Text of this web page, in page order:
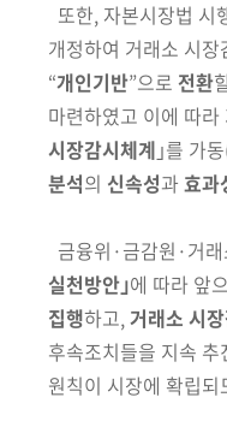
또한, 자본시장법 시
개정하여 거래소 시장
“개인기반”으로 전환
마련하였고 이에 따라
시장감시체계 ｣를 가동
분석의 신속성과 효과
금융위·금감원·거
실천방안｣에 따라 앞
집행하고,거래소 시
후속조치들을 지속 추
원칙이 시장에 확립되